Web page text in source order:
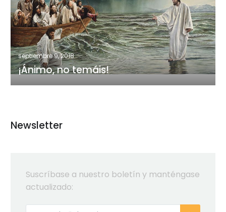
septiembre 9, 2018
¡Ánimo, no temáis!
Newsletter
Suscríbase a nuestro boletín y manténgase
actualizado: